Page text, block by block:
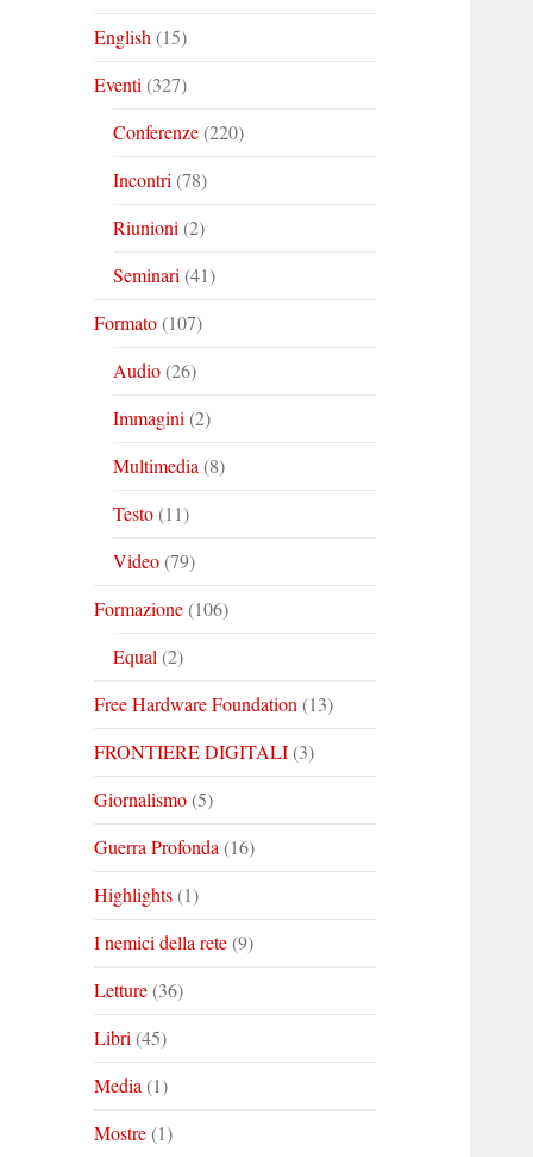
English (15)
Eventi (327)
Conferenze(220)
Incontri (78)
Riunioni (2)
Seminari (41)
Formato(107)
Audio(26)
Immagini (2)
Multimedia (8)
Testo(11)
Video(79)
Formazione(106)
Equal (2)
Free Hardware Foundation (13)
FRONTIERE DIGITALI(3)
Giornalismo(5)
Guerra Profonda (16)
Highlights(1)
I nemici della rete(9)
Letture(36)
Libri (45)
Media (1)
Mostre(1)